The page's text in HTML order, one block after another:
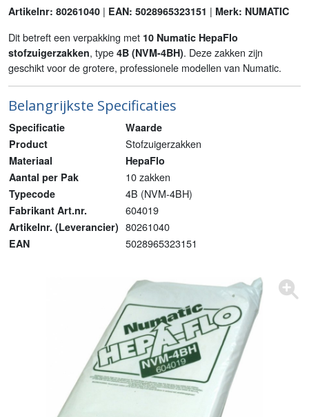
Artikelnr: 80261040 | EAN: 5028965323151 | Merk: NUMATIC
Dit betreft een verpakking met 10 Numatic HepaFlo
stofzuigerzakken, type 4B (NVM-4BH). Deze zakken zijn
geschikt voor de grotere, professionele modellen van Numatic.
Belangrijkste Specificaties
Specificatie
Waarde
Product
Stofzuigerzakken
Materiaal
HepaFlo
Aantal per Pak
10 zakken
Typecode 4B (NVM-4BH)
Fabrikant Art.nr. 604019
Artikelnr. (Leverancier) 80261040
EAN 5028965323151